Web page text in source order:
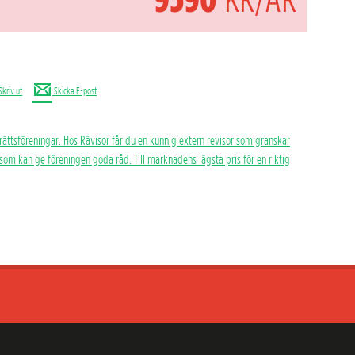
ut Skicka E-post
Hos Rävisor får du en kunnig extern revisor som granskar
kan ge föreningen goda råd. Till marknadens lägsta pris för en riktig